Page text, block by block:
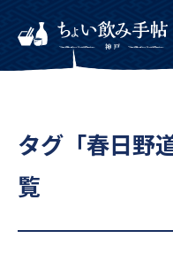
タグ「春日野
覧